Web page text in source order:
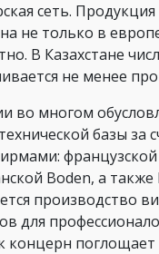
сеть.
не только в
В Казахстане
не менее
во многом
базы за
Boden, а также
производство
для
концерн